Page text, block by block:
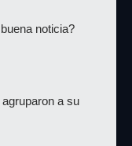
noticia?
a su